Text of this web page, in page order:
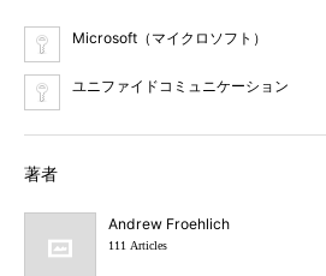
Microsoft（マイクロソフト）
ユニファイドコミュニケーション
著者
Andrew Froehlich
111 Articles